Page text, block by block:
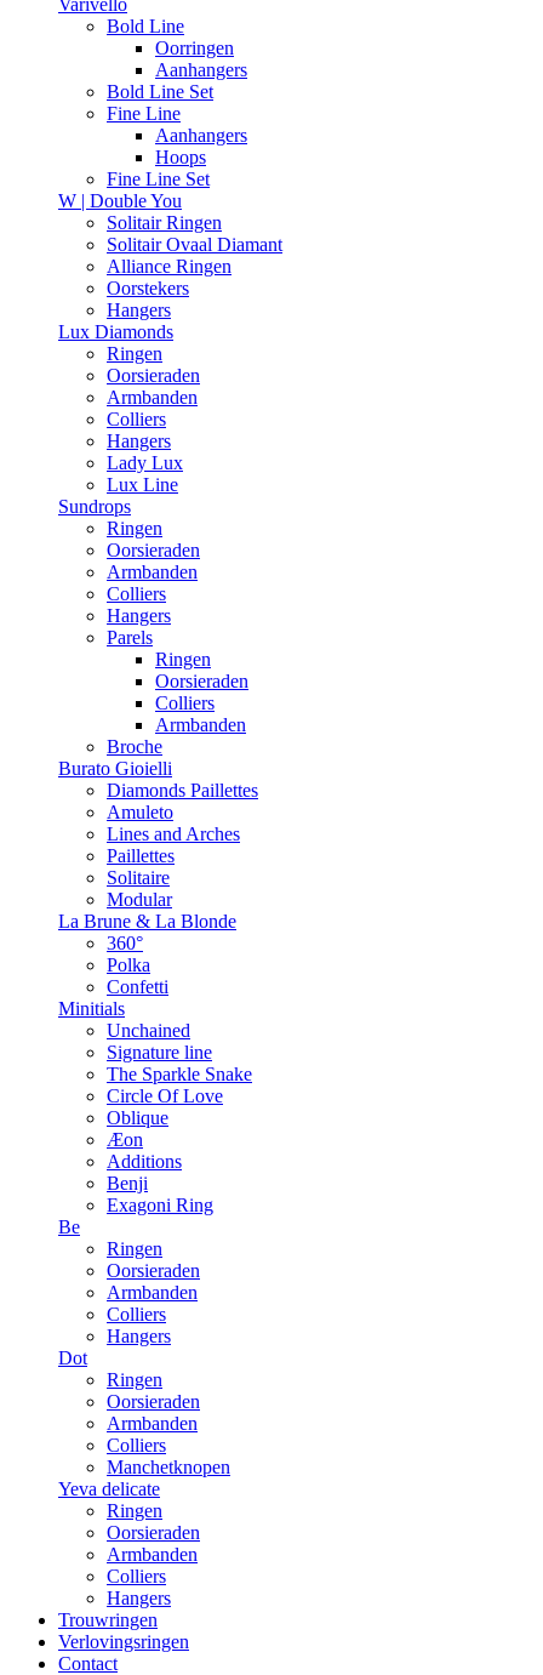
Varivello
Bold Line
Oorringen
Aanhangers
Bold Line Set
Fine Line
Aanhangers
Hoops
Fine Line Set
W | Double You
Solitair Ringen
Solitair Ovaal Diamant
Alliance Ringen
Oorstekers
Hangers
Lux Diamonds
Ringen
Oorsieraden
Armbanden
Colliers
Hangers
Lady Lux
Lux Line
Sundrops
Ringen
Oorsieraden
Armbanden
Colliers
Hangers
Parels
Ringen
Oorsieraden
Colliers
Armbanden
Broche
Burato Gioielli
Diamonds Paillettes
Amuleto
Lines and Arches
Paillettes
Solitaire
Modular
La Brune & La Blonde
360°
Polka
Confetti
Minitials
Unchained
Signature line
The Sparkle Snake
Circle Of Love
Oblique
Æon
Additions
Benji
Exagoni Ring
Be
Ringen
Oorsieraden
Armbanden
Colliers
Hangers
Dot
Ringen
Oorsieraden
Armbanden
Colliers
Manchetknopen
Yeva delicate
Ringen
Oorsieraden
Armbanden
Colliers
Hangers
Trouwringen
Verlovingsringen
Contact